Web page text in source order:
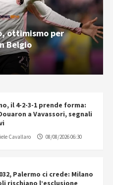
ottimismo per
Belgio
il 4-2-3-1 prende forma:
a Vavassori, segnali
Cavallaro 08/08/2026 06:30
Palermo ci crede: Milano